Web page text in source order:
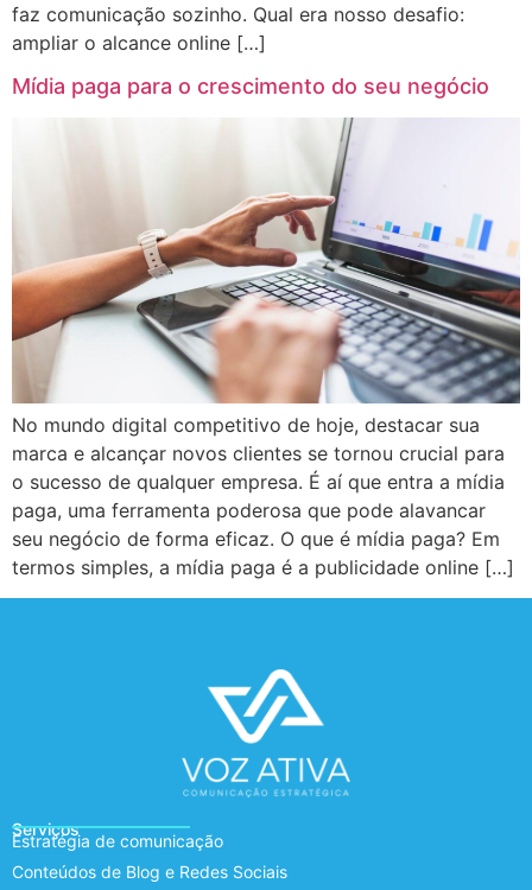
faz comunicação sozinho. Qual era nosso desafio:
ampliar o alcance online […]
Mídia paga para o crescimento do seu negócio
No mundo digital competitivo de hoje, destacar sua
marca e alcançar novos clientes se tornou crucial para
o sucesso de qualquer empresa. É aí que entra a mídia
paga, uma ferramenta poderosa que pode alavancar
seu negócio de forma eficaz. O que é mídia paga? Em
termos simples, a mídia paga é a publicidade online […]
Serviços
Estratégia de comunicação
Conteúdos de Blog e Redes Sociais